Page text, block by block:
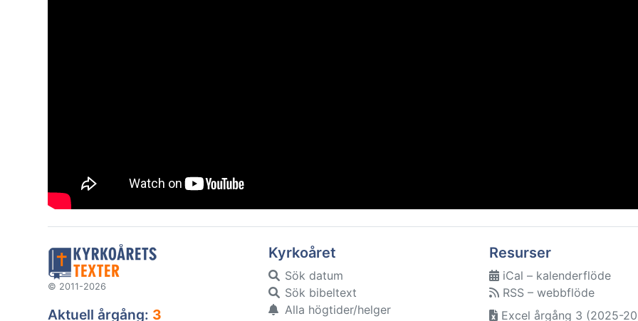
© 2011-2026
Aktuell årgång: 3
Kyrkoåret
Sök datum
Sök bibeltext
Alla högtider/helger
Resurser
iCal – kalenderflöde
RSS – webbflöde
Excel årgång 3 (2025-